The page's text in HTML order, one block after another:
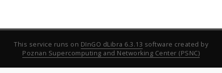
This service runs on DInGO dLibra 6.3.13 software created by
Poznan Supercomputing and Networking Center (PSNC)